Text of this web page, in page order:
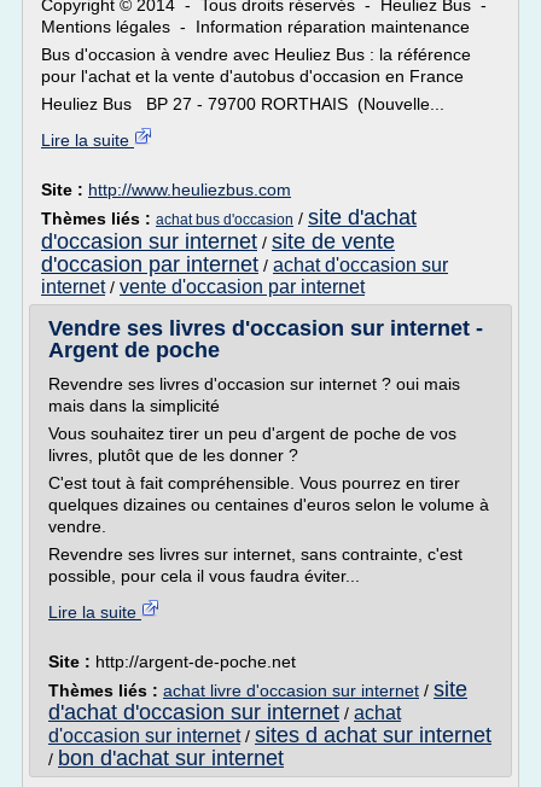
Copyright © 2014 - Tous droits réservés - Heuliez Bus -
Mentions légales - Information réparation maintenance
Bus d'occasion à vendre avec Heuliez Bus : la référence
pour l'achat et la vente d'autobus d'occasion en France
Heuliez Bus BP 27 - 79700 RORTHAIS (Nouvelle...
Lire la suite
Site : http://www.heuliezbus.com
Thèmes liés : achat bus d'occasion / site d'achat
d'occasion sur internet / site de vente
d'occasion par internet / achat d'occasion sur
internet/ vente d'occasion par internet
Vendre ses livres d'occasion sur internet -
Argent de poche
Revendre ses livres d'occasion sur internet ? oui mais
mais dans la simplicité
Vous souhaitez tirer un peu d'argent de poche de vos
livres, plutôt que de les donner ?
C'est tout à fait compréhensible. Vous pourrez en tirer
quelques dizaines ou centaines d'euros selon le volume à
vendre.
Revendre ses livres sur internet, sans contrainte, c'est
possible, pour cela il vous faudra éviter...
Lire la suite
Site : http://argent-de-poche.net
Thèmes liés : achat livre d'occasion sur internet / site
d'achat d'occasion sur internet / achat
d'occasion sur internet/ sites d achat sur internet
/ bon d'achat sur internet